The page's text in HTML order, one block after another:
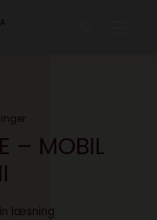
– MOBIL
læsning